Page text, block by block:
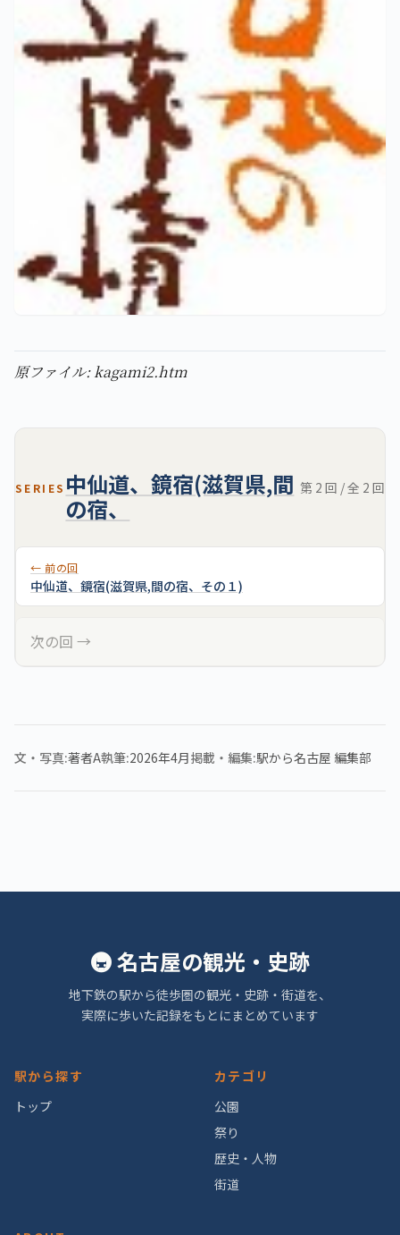
原ファイル: kagami2.htm
SERIES 中仙道、鏡宿(滋賀県,間
の宿、
第 2 回 / 全 2 回
← 前の回
中仙道、鏡宿(滋賀県,間の宿、その１)
次の回 →
文・写真 著者A執筆 2026年4月掲載・編集 駅から名古屋 編集部
🚇 名古屋の観光・史跡
地下鉄の駅から徒歩圏の観光・史跡・街道を、
実際に歩いた記録をもとにまとめています
駅から探す
トップ
カテゴリ
公園
祭り
歴史・人物
街道